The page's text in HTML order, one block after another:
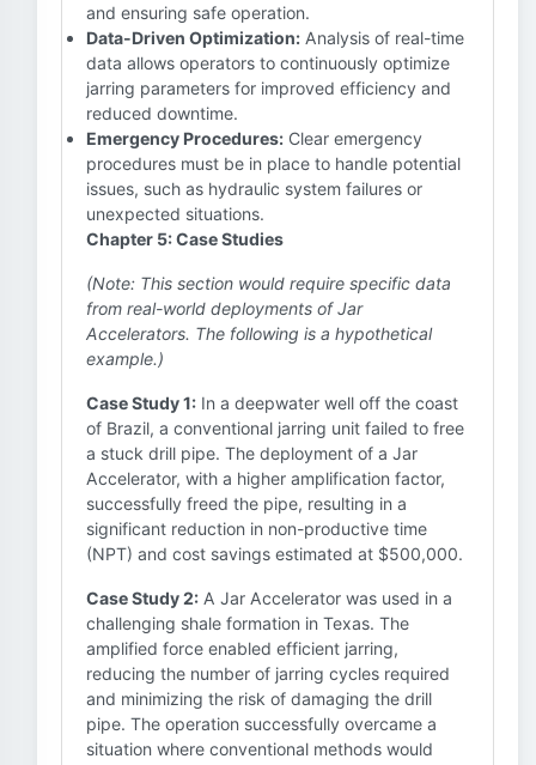
and ensuring safe operation.
Data-Driven Optimization: Analysis of real-time
data allows operators to continuously optimize
jarring parameters for improved efficiency and
reduced downtime.
Emergency Procedures: Clear emergency
procedures must be in place to handle potential
issues, such as hydraulic system failures or
unexpected situations.
Chapter 5: Case Studies
(Note: This section would require specific data
from real-world deployments of Jar
Accelerators. The following is a hypothetical
example.)
Case Study 1: In a deepwater well off the coast
of Brazil, a conventional jarring unit failed to free
a stuck drill pipe. The deployment of a Jar
Accelerator, with a higher amplification factor,
successfully freed the pipe, resulting in a
significant reduction in non-productive time
(NPT) and cost savings estimated at $500,000.
Case Study 2: A Jar Accelerator was used in a
challenging shale formation in Texas. The
amplified force enabled efficient jarring,
reducing the number of jarring cycles required
and minimizing the risk of damaging the drill
pipe. The operation successfully overcame a
situation where conventional methods would